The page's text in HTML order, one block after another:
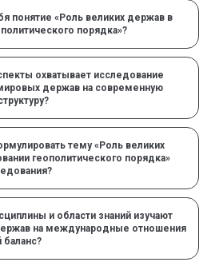
понятие «Роль великих держав в
порядка»?
охватывает исследование
держав на современную
тему «Роль великих
геополитического порядка»
и области знаний изучают
на международные отношения
баланс?